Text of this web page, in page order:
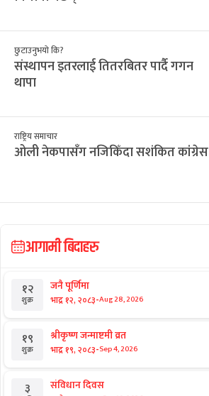
छुटाउनुभयो कि?
संस्थापन इतरलाई तितरबितर पार्दै गगन
थापा
राष्ट्रिय समाचार
ओली नेकपासँग नजिकिँदा सशंकित कांग्रेस
आगामी बिदाहरु
१२
शुक्र
जनै पूर्णिमा
भाद्र १२, २०८३-Aug 28, 2026
१९
शुक्र
श्रीकृष्ण जन्माष्टमी व्रत
भाद्र १९, २०८३-Sep 4, 2026
३ संविधान दिवस